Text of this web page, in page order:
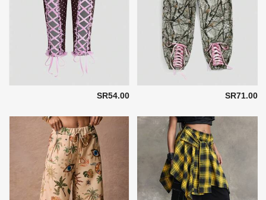
SR71.00
SR54.00